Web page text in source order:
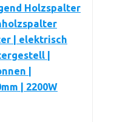
Holzspalter
| elektrisch
|
|
| 2200W